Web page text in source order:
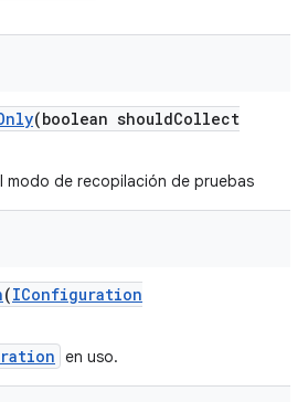
(boolean shouldCollect
modo de recopilación de pruebas
(IConfiguration
en uso.